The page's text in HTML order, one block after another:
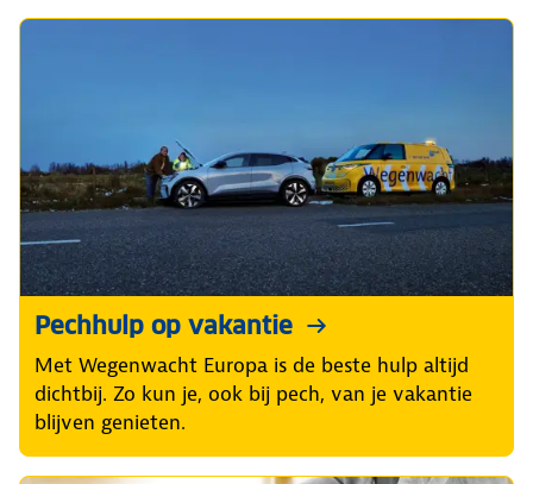
Pechhulp op vakantie
Met Wegenwacht Europa is de beste hulp altijd
dichtbij. Zo kun je, ook bij pech, van je vakantie
blijven genieten.